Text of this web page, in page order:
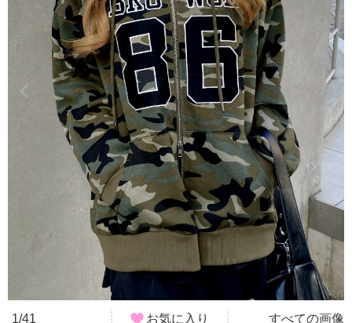
1/41 お気に入り すべての画像